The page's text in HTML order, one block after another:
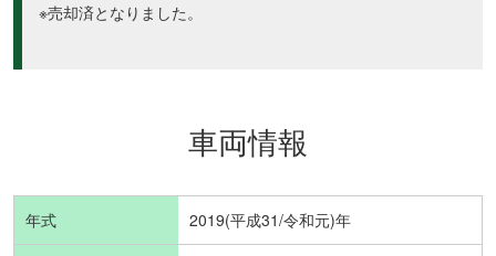
※売却済となりました。
車両情報
年式 2019(平成31/令和元)年